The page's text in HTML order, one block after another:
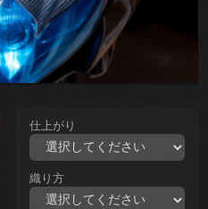
仕上がり
織り方